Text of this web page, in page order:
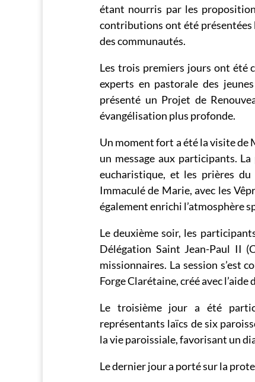
étant nourris par les
contributions ont été
des communautés.
Les trois premiers jours ont été
experts en pastorale des
présenté un Projet de
évangélisation plus profonde.
Un moment fort a été la visite de
un message aux participants.
eucharistique, et les prières
Immaculé de Marie, avec les
également enrichi l’atmosphère
Le deuxième soir, les
Délégation Saint Jean-Paul II
missionnaires. La session s’est
Forge Clarétaine, créé avec
Le troisième jour a été
représentants laïcs de six
la vie paroissiale, favorisant un
Le dernier jour a porté sur la